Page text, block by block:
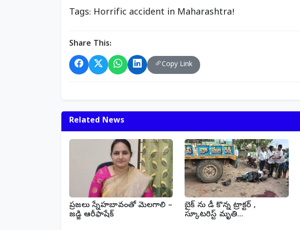
Tags: Horrific accident in Maharashtra!
Share This:
Copy Link
Related News
ప్రజలు స్నేహబావంతో మెలగాలి –
జడ్జి ఆరీఫాషేక్‌
బైక్ ను డీ కొన్న ట్రాక్టర్ ,
స్కూటరిస్ట్ మృతి…